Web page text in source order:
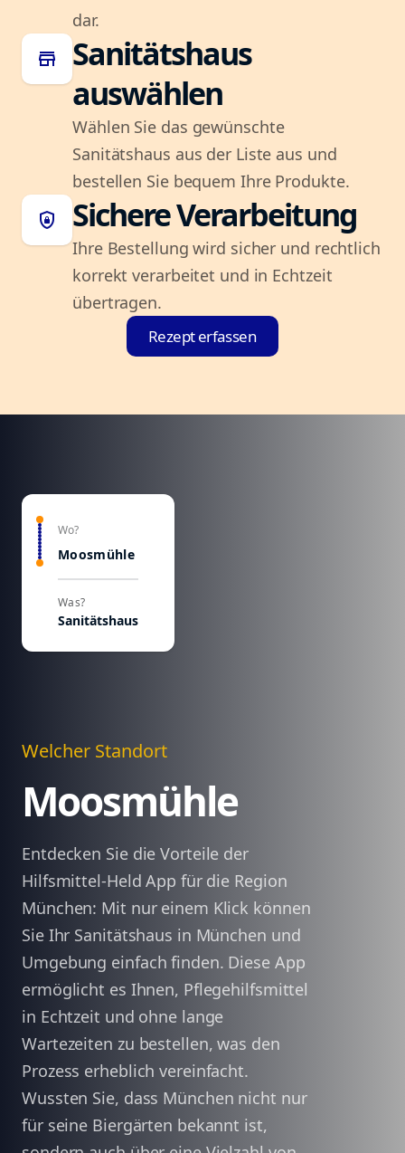
dar.
store
Sanitätshaus
auswählen
Wählen Sie das gewünschte
Sanitätshaus aus der Liste aus und
bestellen Sie bequem Ihre Produkte.
shield_lock Sichere Verarbeitung
Ihre Bestellung wird sicher und rechtlich
korrekt verarbeitet und in Echtzeit
übertragen.
Rezept erfassen
Wo?
Moosmühle
Was?
Sanitätshaus
Welcher Standort
Moosmühle
Entdecken Sie die Vorteile der
Hilfsmittel-Held App für die Region
München: Mit nur einem Klick können
Sie Ihr Sanitätshaus in München und
Umgebung einfach finden. Diese App
ermöglicht es Ihnen, Pflegehilfsmittel
in Echtzeit und ohne lange
Wartezeiten zu bestellen, was den
Prozess erheblich vereinfacht.
Wussten Sie, dass München nicht nur
für seine Biergärten bekannt ist,